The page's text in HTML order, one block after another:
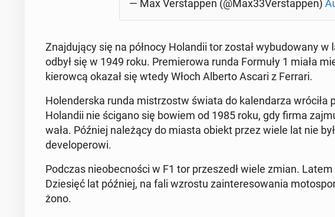
— Max Ver­stap­pen (@Max33Ver­stap­pen)
Znaj­du­ją­cy się na północy Ho­lan­dii tor został wy­bu­do­wa­ny
odbył się w 1949 roku. Pre­mie­ro­wa runda Formuły 1 miała
kie­row­cą okazał się wtedy Włoch Alberto Ascari z Ferrari.
Ho­len­der­ska runda mi­strzostw świata do ka­len­da­rza wróciła
Ho­lan­dii nie ścigano się bowiem od 1985 roku, gdy firma
wa­ła. Później na­le­żą­cy do miasta obiekt przez wiele lat nie
de­ve­lo­pe­ro­wi.
Podczas nie­obec­no­ści w F1 tor prze­szedł wiele zmian.
Dzie­sięć lat później, na fali wzrostu za­in­te­re­so­wa­nia
żo­no.